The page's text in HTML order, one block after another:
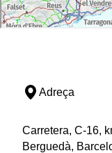
Adreça
Carretera, C-16,
Berguedà,